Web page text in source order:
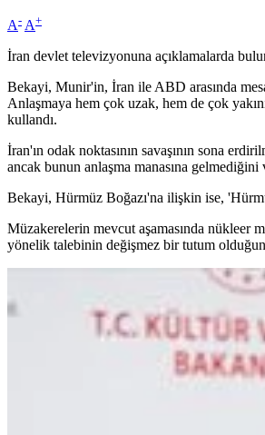
A- A+
İran devlet televizyonuna açıklamalarda
Bekayi, Munir'in, İran ile ABD arasında
Anlaşmaya hem çok uzak, hem de çok
kullandı.
İran'ın odak noktasının savaşının sona
ancak bunun anlaşma manasına
Bekayi, Hürmüz Boğazı'na ilişkin ise,
Müzakerelerin mevcut aşamasında nükleer
yönelik talebinin değişmez bir tutum